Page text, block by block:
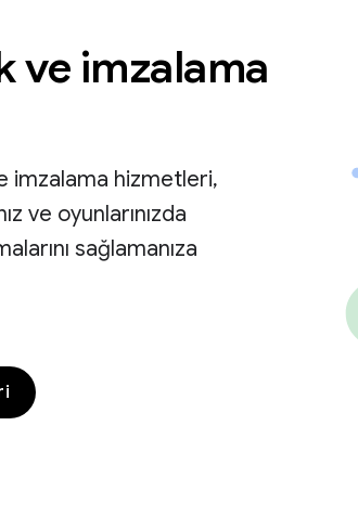
ve imzalama
imzalama hizmetleri,
ve oyunlarınızda
sağlamanıza